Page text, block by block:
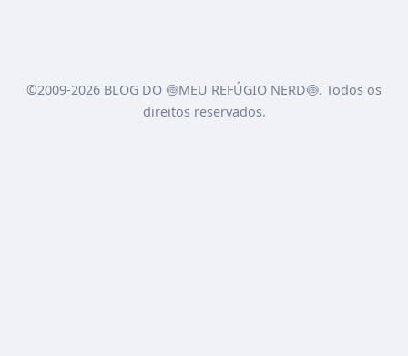
©2009-2026 BLOG DO 🍥MEU REFÚGIO NERD🍥. Todos os
direitos reservados.